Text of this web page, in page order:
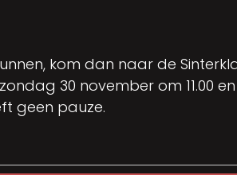
kom dan naar de
30 november om 11.00 en
geen pauze.